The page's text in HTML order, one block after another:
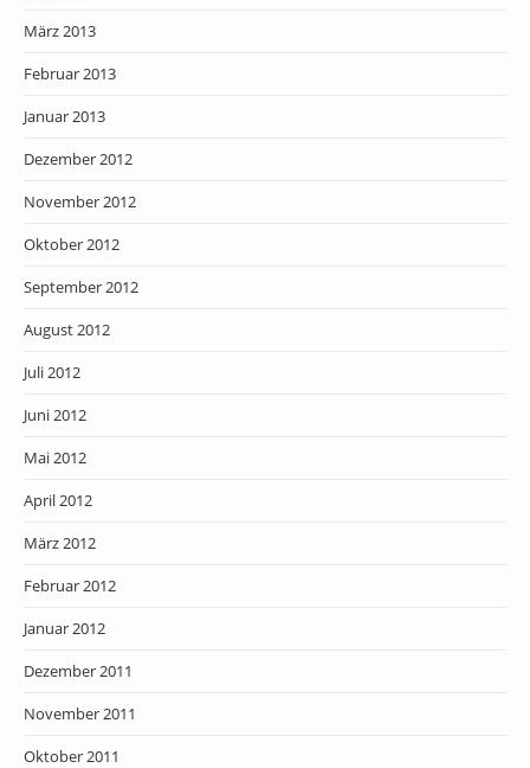
März 2013
Februar 2013
Januar 2013
Dezember 2012
November 2012
Oktober 2012
September 2012
August 2012
Juli 2012
Juni 2012
Mai 2012
April 2012
März 2012
Februar 2012
Januar 2012
Dezember 2011
November 2011
Oktober 2011